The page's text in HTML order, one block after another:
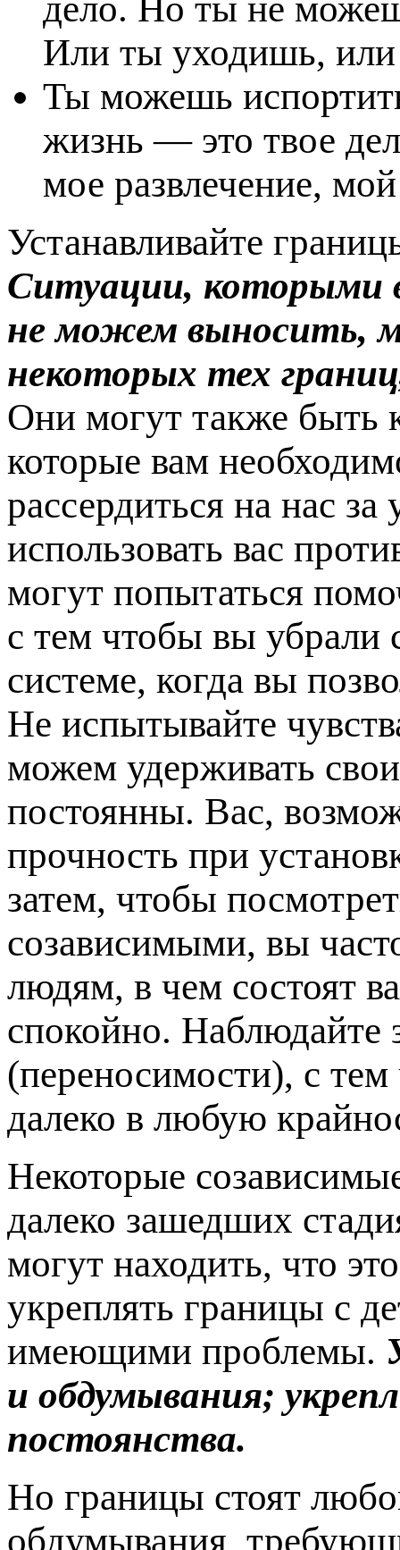
Или ты уходишь,
Ты можешь
жизнь — это твое
мое развлечение,
Устанавливайте
Ситуации, которыми
не можем выносить,
некоторых тех
Они могут также быть
которые вам
рассердиться на нас
использовать вас
могут попытаться
с тем чтобы вы убрали
системе, когда вы
Не испытывайте
можем удерживать
постоянны. Вас,
прочность при
затем, чтобы
созависимыми, вы
людям, в чем состоят
спокойно. Наблюдайте
(переносимости), с
далеко в любую
Некоторые
далеко зашедших
могут находить, что
укреплять границы с
имеющими проблемы.
и обдумывания;
постоянства.
Но границы стоят
обдумывания,